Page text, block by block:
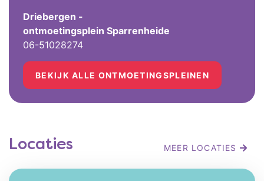
Driebergen -
ontmoetingsplein Sparrenheide
06-51028274
BEKIJK ALLE ONTMOETINGSPLEINEN
Locaties MEER LOCATIES